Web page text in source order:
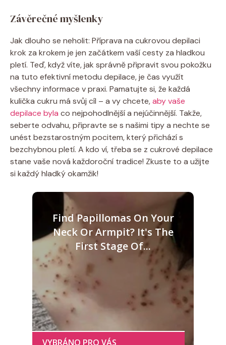
Závěrečné myšlenky
Jak dlouho se neholit: Příprava ‍na cukrovou depilaci
krok za ​krokem‍ je⁤ jen ⁢začátkem vaší cesty za hladkou
pletí. Teď, když víte,⁢ jak ⁤správně připravit svou pokožku‍
na⁤ tuto ⁢efektivní metodu depilace, je čas využít
všechny ‌informace v ⁤praxi. ‍Pamatujte si, že ‌každá
kulička cukru má⁢ svůj cíl – a vy chcete,aby vaše
depilace byla co nejpohodlnější a nejúčinnější. Takže,
seberte odvahu, připravte se⁢ s našimi tipy a‌ nechte se
unést bezstarostným pocitem,‍ který přichází s
bezchybnou pletí. A⁣ kdo ví, ​třeba se ⁣z ⁤cukrové depilace
stane vaše nová každoroční tradice! Zkuste‌ to a ⁤užijte⁣
si každý hladký okamžik!
Find Papillomas On Your
Neck Or Armpit? It's The
First Stage Of...